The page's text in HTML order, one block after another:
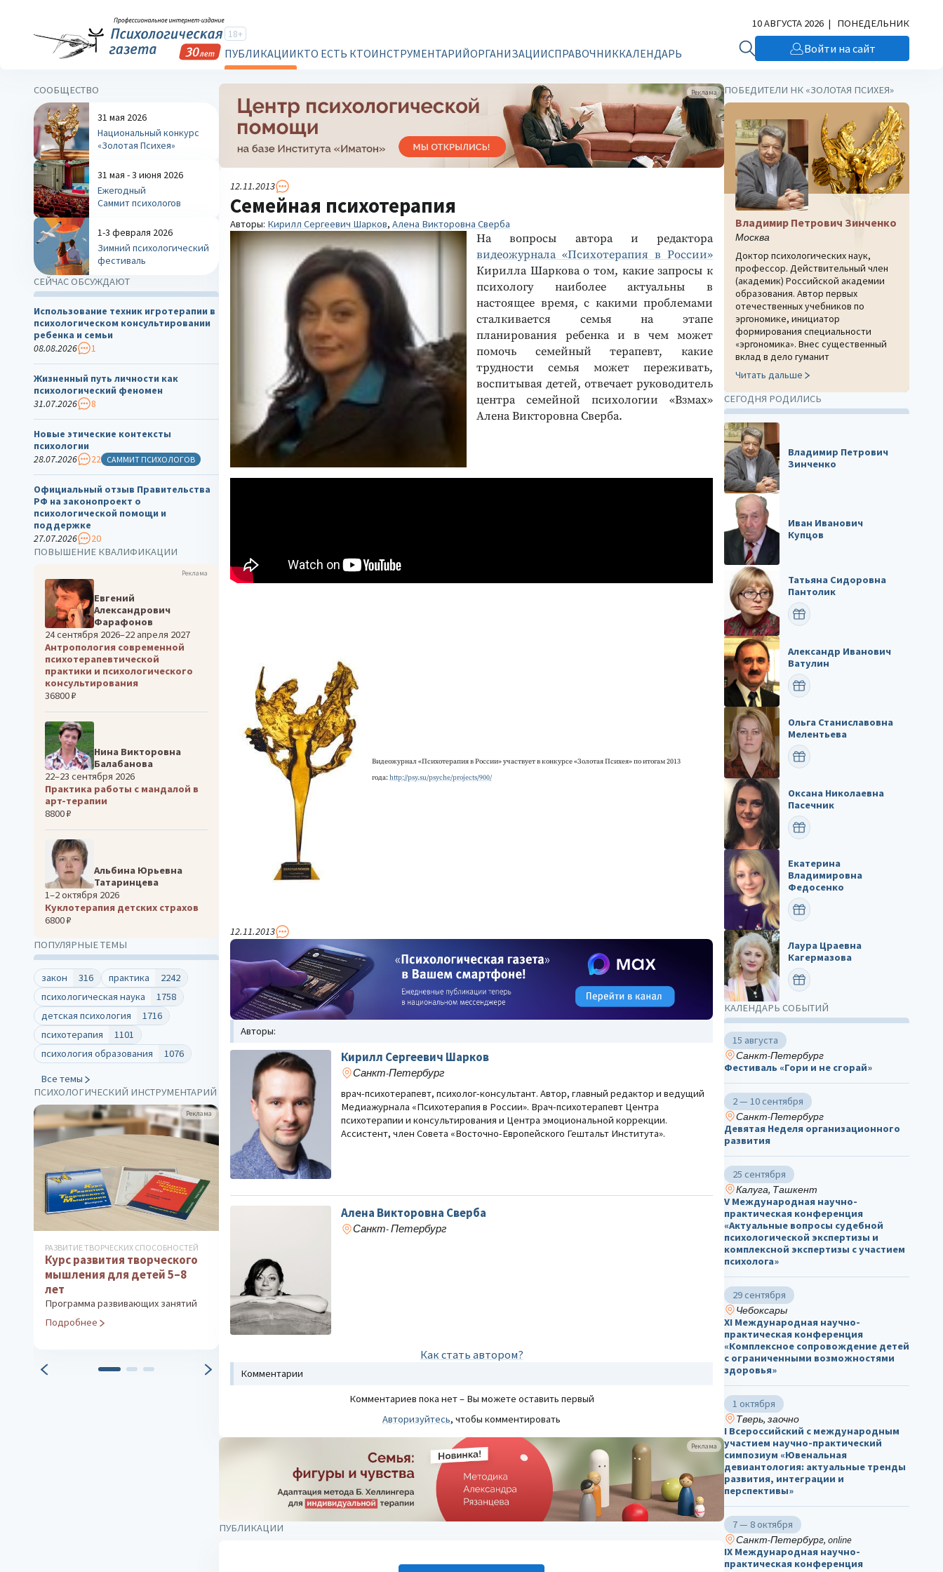
18+
ПУБЛИКАЦИИКТО ЕСТЬ КТОИНСТРУМЕНТАРИЙОРГАНИЗАЦИИСПРАВОЧНИККАЛЕНДАРЬ
10 АВГУСТА 2026 | ПОНЕДЕЛЬНИК
Войти на сайт
Реклама
12.11.2013
Семейная психотерапия
Авторы: Кирилл Сергеевич Шарков, Алена Викторовна Сверба
На вопросы автора и редактора
видеожурнала «Психотерапия в России»
Кирилла Шаркова о том, какие запросы к
психологу наиболее актуальны в
настоящее время, с какими проблемами
сталкивается семья на этапе
планирования ребенка и в чем может
помочь семейный терапевт, какие
трудности семья может переживать,
воспитывая детей, отвечает руководитель
центра семейной психологии «Взмах»
Алена Викторовна Сверба.
Видеожурнал «Психотерапия в России» участвует в конкурсе «Золотая Психея» по итогам 2013
года: http://psy.su/psyche/projects/900/
12.11.2013
Авторы:
Кирилл Сергеевич Шарков
Санкт-Петербург
врач-психотерапевт, психолог-консультант. Автор, главный редактор и ведущий
Медиажурнала «Психотерапия в России». Врач-психотерапевт Центра
психотерапии и консультирования и Центра эмоциональной коррекции.
Ассистент, член Совета «Восточно-Европейского Гештальт Института».
Алена Викторовна Сверба
Санкт- Петербург
Как стать автором?
Комментарии
Комментариев пока нет – Вы можете оставить первый
Авторизуйтесь, чтобы комментировать
Реклама
ПУБЛИКАЦИИ
СООБЩЕСТВО
31 мая 2026
Национальный конкурс
«Золотая Психея»
31 мая - 3 июня 2026
Ежегодный
Саммит психологов
1-3 февраля 2026
Зимний психологический
фестиваль
СЕЙЧАС ОБСУЖДАЮТ
Использование техник игротерапии в
психологическом консультировании
ребенка и семьи
08.08.2026
1
Жизненный путь личности как
психологический феномен
31.07.2026
8
Новые этические контексты
психологии
28.07.2026
22 САММИТ ПСИХОЛОГОВ
Официальный отзыв Правительства
РФ на законопроект о
психологической помощи и
поддержке
27.07.2026
20
ПОВЫШЕНИЕ КВАЛИФИКАЦИИ
Реклама
Евгений
Александрович
Фарафонов
24 сентября 2026–22 апреля 2027
Антропология современной
психотерапевтической
практики и психологического
консультирования
36800 ₽
Нина Викторовна
Балабанова
22–23 сентября 2026
Практика работы с мандалой в
арт-терапии
8800 ₽
Альбина Юрьевна
Татаринцева
1–2 октября 2026
Куклотерапия детских страхов
6800 ₽
ПОПУЛЯРНЫЕ ТЕМЫ
закон 316 практика
2242
психологическая наука
1758
детская психология
1716
психотерапия
1101
психология образования
1076
Все темы
ПСИХОЛОГИЧЕСКИЙ ИНСТРУМЕНТАРИЙ
Реклама
РАЗВИТИЕ ТВОРЧЕСКИХ СПОСОБНОСТЕЙ
Курс развития творческого
мышления для детей 5–8
лет
Программа развивающих занятий
Подробнее
Реклама
Курс развития творческого
мышления для детей 8-12
лет
Программа развивающих занятий
Подробнее
Реклама
ПОБЕДИТЕЛИ НК «ЗОЛОТАЯ ПСИХЕЯ»
Владимир Петрович Зинченко
Москва
Доктор психологических наук,
профессор. Действительный член
(академик) Российской академии
образования. Автор первых
отечественных учебников по
эргономике, инициатор
формирования специальности
«эргономика». Внес существенный
вклад в дело гуманит
Читать дальше
СЕГОДНЯ РОДИЛИСЬ
Владимир Петрович
Зинченко
Иван Иванович
Купцов
Татьяна Сидоровна
Пантолик
ПОЗДРАВИТЬ
Александр Иванович
Ватулин
ПОЗДРАВИТЬ
Ольга Станиславовна
Мелентьева
ПОЗДРАВИТЬ
Оксана Николаевна
Пасечник
ПОЗДРАВИТЬ
Екатерина
Владимировна
Федосенко
ПОЗДРАВИТЬ
Лаура Цраевна
Кагермазова
ПОЗДРАВИТЬ
КАЛЕНДАРЬ СОБЫТИЙ
15 августа
Санкт-Петербург
Фестиваль «Гори и не сгорай»
2 — 10 сентября
Санкт-Петербург
Девятая Неделя организационного
развития
25 сентября
Калуга, Ташкент
V Международная научно-
практическая конференция
«Актуальные вопросы судебной
психологической экспертизы и
комплексной экспертизы с участием
психолога»
29 сентября
Чебоксары
ХΙ Международная научно-
практическая конференция
«Комплексное сопровождение детей
с ограниченными возможностями
здоровья»
1 октября
Тверь, заочно
I Всероссийский с международным
участием научно-практический
симпозиум «Ювенальная
девиантология: актуальные тренды
развития, интеграции и
перспективы»
7 — 8 октября
Санкт-Петербург, online
IX Международная научно-
практическая конференция